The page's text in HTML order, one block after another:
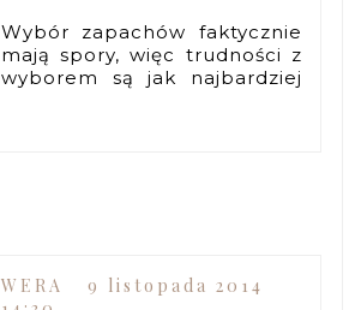
Wybór zapachów faktycznie
mają spory, więc trudności z
wyborem są jak najbardziej
WERA
9 listopada 2014